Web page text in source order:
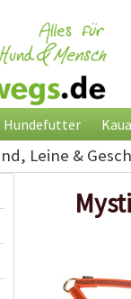
Hundefutter
Leine &